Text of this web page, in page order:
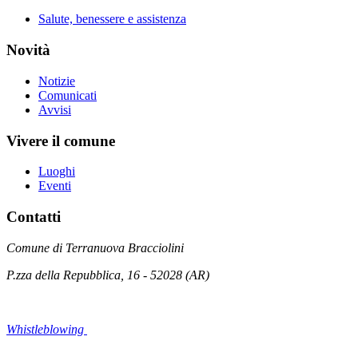
Salute, benessere e assistenza
Novità
Notizie
Comunicati
Avvisi
Vivere il comune
Luoghi
Eventi
Contatti
Comune di Terranuova Bracciolini
P.zza della Repubblica, 16 - 52028 (AR)
Whistleblowing